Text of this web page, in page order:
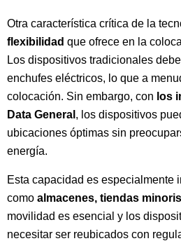
Otra característica crítica de la
flexibilidad que ofrece en la
Los dispositivos tradicionales
enchufes eléctricos, lo que a
colocación. Sin embargo, con los
Data General , los dispositivos
ubicaciones óptimas sin
energía.
Esta capacidad es especialmente
como almacenes, tiendas
movilidad es esencial y los
necesitar ser reubicados con